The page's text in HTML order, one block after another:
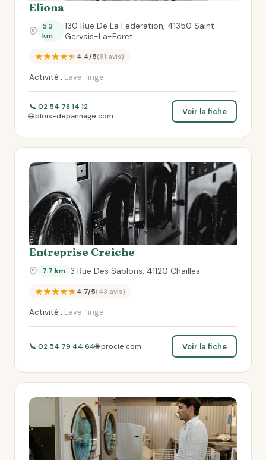
Eliona
5.3
km
130 Rue De La Federation, 41350 Saint-
Gervais-La-Foret
★★★★★4.4/5(81 avis)
Activité : Lave-linge
📞 02 54 78 14 12
🌐 blois-depannage.com
Voir la fiche
Entreprise Creiche
7.7 km 3 Rue Des Sablons, 41120 Chailles
★★★★★4.7/5(43 avis)
Activité : Lave-linge
📞 02 54 79 44 64🌐 procie.com Voir la fiche